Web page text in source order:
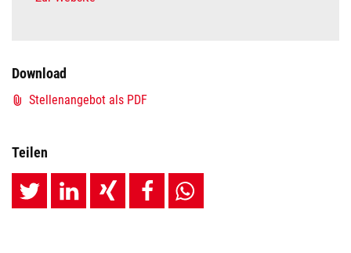
Download
Stellenangebot als PDF
Teilen